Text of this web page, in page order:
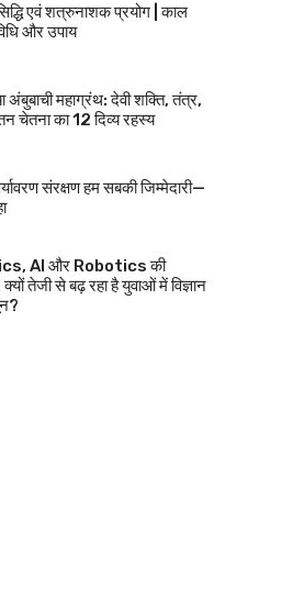
एवं शत्रुनाशक प्रयोग | काल
और उपाय
अंबुबाची महाग्रंथ: देवी शक्ति, तंत्र,
चेतना का 12 दिव्य रहस्य
संरक्षण हम सबकी जिम्मेदारी—
AI और Robotics की
तेजी से बढ़ रहा है युवाओं में विज्ञान